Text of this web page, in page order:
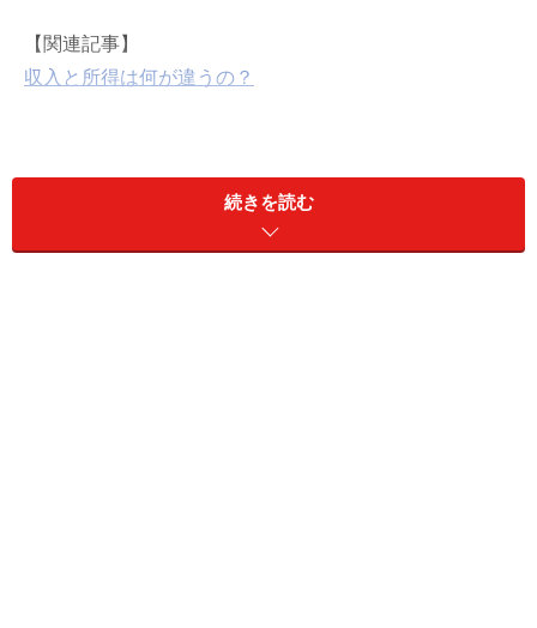
【関連記事】
収入と所得は何が違うの？
（１）1月1日～12月31日の収入を出す
（２）収入から経費を引いて所得を計算
（３）他の所得と合わせて総所得金額を計算
続きを読む